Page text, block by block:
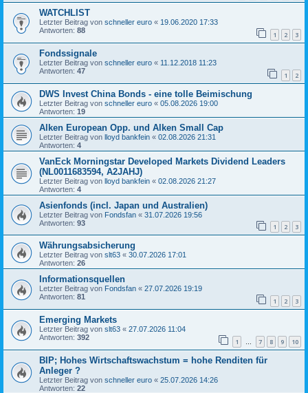
WATCHLIST
Letzter Beitrag von schneller euro « 19.06.2020 17:33
Antworten: 88 1 2 3
Fondssignale
Letzter Beitrag von schneller euro « 11.12.2018 11:23
Antworten: 47 1 2
DWS Invest China Bonds - eine tolle Beimischung
Letzter Beitrag von schneller euro « 05.08.2026 19:00
Antworten: 19
Alken European Opp. und Alken Small Cap
Letzter Beitrag von lloyd bankfein « 02.08.2026 21:31
Antworten: 4
VanEck Morningstar Developed Markets Dividend Leaders
(NL0011683594, A2JAHJ)
Letzter Beitrag von lloyd bankfein « 02.08.2026 21:27
Antworten: 4
Asienfonds (incl. Japan und Australien)
Letzter Beitrag von Fondsfan « 31.07.2026 19:56
Antworten: 93 1 2 3
Währungsabsicherung
Letzter Beitrag von slt63 « 30.07.2026 17:01
Antworten: 26
Informationsquellen
Letzter Beitrag von Fondsfan « 27.07.2026 19:19
Antworten: 81 1 2 3
Emerging Markets
Letzter Beitrag von slt63 « 27.07.2026 11:04
Antworten: 392 1 … 7 8 9 10
BIP; Hohes Wirtschaftswachstum = hohe Renditen für
Anleger ?
Letzter Beitrag von schneller euro « 25.07.2026 14:26
Antworten: 22